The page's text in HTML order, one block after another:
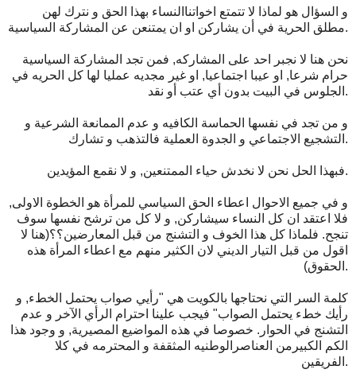
و السؤال هو لماذا لا تتمتع اخواتناالنساء بهذا الحق و نترك لهن
مطلق الحرية في أن يشاركن او ان يمتنعن عن المشاركة السياسية.
نحن هنا لا نجبر احد على المشاركه, فمن تجد المشاركة السياسية
حرام شرعا, او عيبا اجتماعيا, او غير مجديه عمليا لها كل الحريه في
الجلوس في البيت بدون أي عتب أو نقد.
و من تجد في نفسها الحماسة الكافيه و عدم الممانعة الشرعية و
التشجيع الاجتماعي و الجدوة العملية فالتذهب و تشارك.
فبهذا الحل نحن لا نخدش حياء الممتنعين, و لا نقمع المؤيدين.
و في جميع الاحوال اعطاء الحق السياسي للمرأة هو الخطوة الاولى,
فلا اعتقد ان كل النساء سيشاركن, و لا كل من ترشح نفسها سوف
تنجح. فلماذا كل هذا الخوف و التشنج من قبل المعارضين؟؟(هنا لا
اقول من قبل التيار الديني لان الكثير منهم مع اعطاء المرأة هذه
الحقوق).
كلمة السر التي نحتاجها بالكويت هي "رأيي صواب يحتمل الخطء, و
رأيك خطء يحتمل الصواب" فيجب علينا احترام الرأي الآخر و عدم
التشنج في الحوار. خصوصا في هذه المواضيع المصيرية, و وجود هذا
الكم الكبيرمن العناصرالوطنيه المثقفة و المحترمه في كلا
الفريقين.